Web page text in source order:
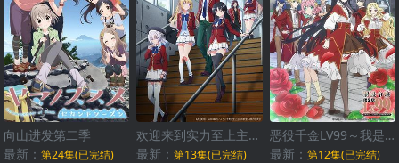
向山进发第二季
最新： 第24集(已完结)
欢迎来到实力至上主义的教室第三季
最新：第13集(已完结)
恶役千金LV99～我是隐藏BOSS但不是魔王～
最新： 第12集(已完结)